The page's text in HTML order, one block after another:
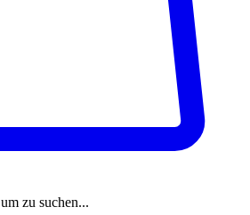
zu suchen...